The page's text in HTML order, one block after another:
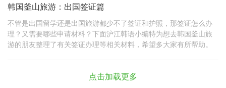
韩国釜山旅游：出国签证篇
不管是出国留学还是出国旅游都少不了签证和护照，那签证怎么办
理？又需要哪些申请材料？下面沪江韩语小编特为想去韩国釜山旅
游的朋友整理了有关签证办理等相关材料，希望多大家有所帮助。
点击加载更多